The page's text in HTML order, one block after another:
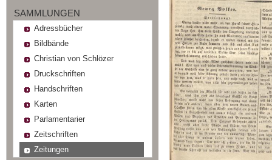
SAMMLUNGEN
Adressbücher
Bildbände
Christian von Schlözer
Druckschriften
Handschriften
Karten
Parlamentarier
Zeitschriften
Zeitungen